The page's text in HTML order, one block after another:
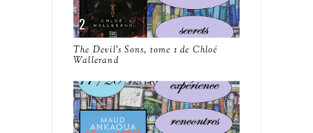
The Devil's Sons, tome 1 de Chloé
Wallerand